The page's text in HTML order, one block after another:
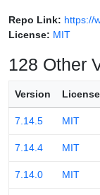
Repo Link: https://
License: MIT
128 Other
Version License
7.14.5 MIT
7.14.4 MIT
7.14.0 MIT